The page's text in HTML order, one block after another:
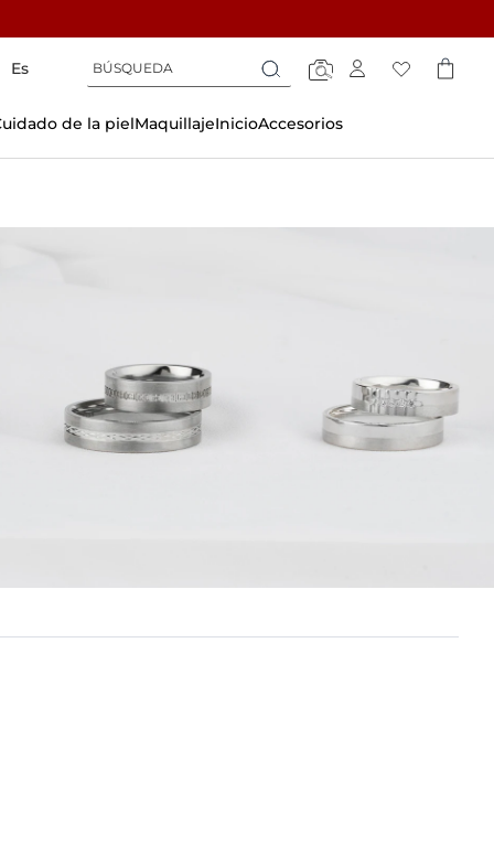
Es
Búsqueda
Búsqueda
Búsqueda
de la pielMaquillajeInicioAccesorios